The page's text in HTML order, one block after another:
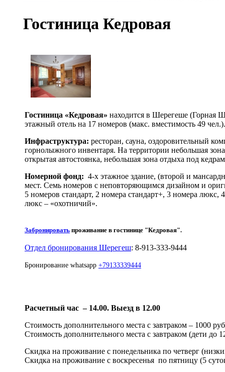
Гостиница Кедровая
Гостиница «Кедровая» находится в Шерегеше (Горная
этажный отель на 17 номеров (макс. вместимость 49 чел.).
Инфраструктура: ресторан, сауна, оздоровительный
горнолыжного инвентаря. На территории небольшая
открытая автостоянка, небольшая зона отдыха под
Номерной фонд: 4-х этажное здание, (второй и
мест. Семь номеров с неповторяющимся дизайном и
5 номеров стандарт, 2 номера стандарт+, 3 номера
люкс – «охотничий».
Забронировать проживание в гостинице "Кедровая".
Отдел бронирования Шерегеш: 8-913-333-9444
Бронирование whatsapp +79133339444
Расчетный час – 14.00. Выезд в 12.00
Стоимость дополнительного места с завтраком – 1000
Стоимость дополнительного места с завтраком (дети до
Скидка на проживание с понедельника по четверг
Скидка на проживание с воскресенья по пятницу (5